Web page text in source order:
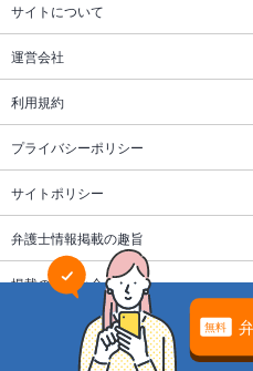
サイトについて
運営会社
利用規約
プライバシーポリシー
サイトポリシー
弁護士情報掲載の趣旨
掲載のお問い合わせ
株式会社鎌倉新書は個人情
を取得しています。